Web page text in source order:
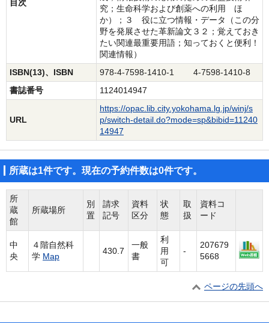
目次
究；生命科学および創薬への利用 ほ
か）；３ 役に立つ情報・データ（この分
野を発展させた革新論文３２；覚えておき
たい関連最重要用語；知っておくと便利！
関連情報）
ISBN(13)、ISBN
978-4-7598-1410-1 4-7598-1410-8
書誌番号
1124014947
URL
https://opac.lib.city.yokohama.lg.jp/winj/s
p/switch-detail.do?mode=sp&bibid=11240
14947
所蔵は1件です。現在の予約件数は0件です。
所
蔵
館
所蔵場所
別
置
請求
記号
資料
区分
状
態
取
扱
資料コ
ード
中
央
４階自然科
学 Map
430.7
一般
書
利
用
可
-
207679
5668
ページの先頭へ